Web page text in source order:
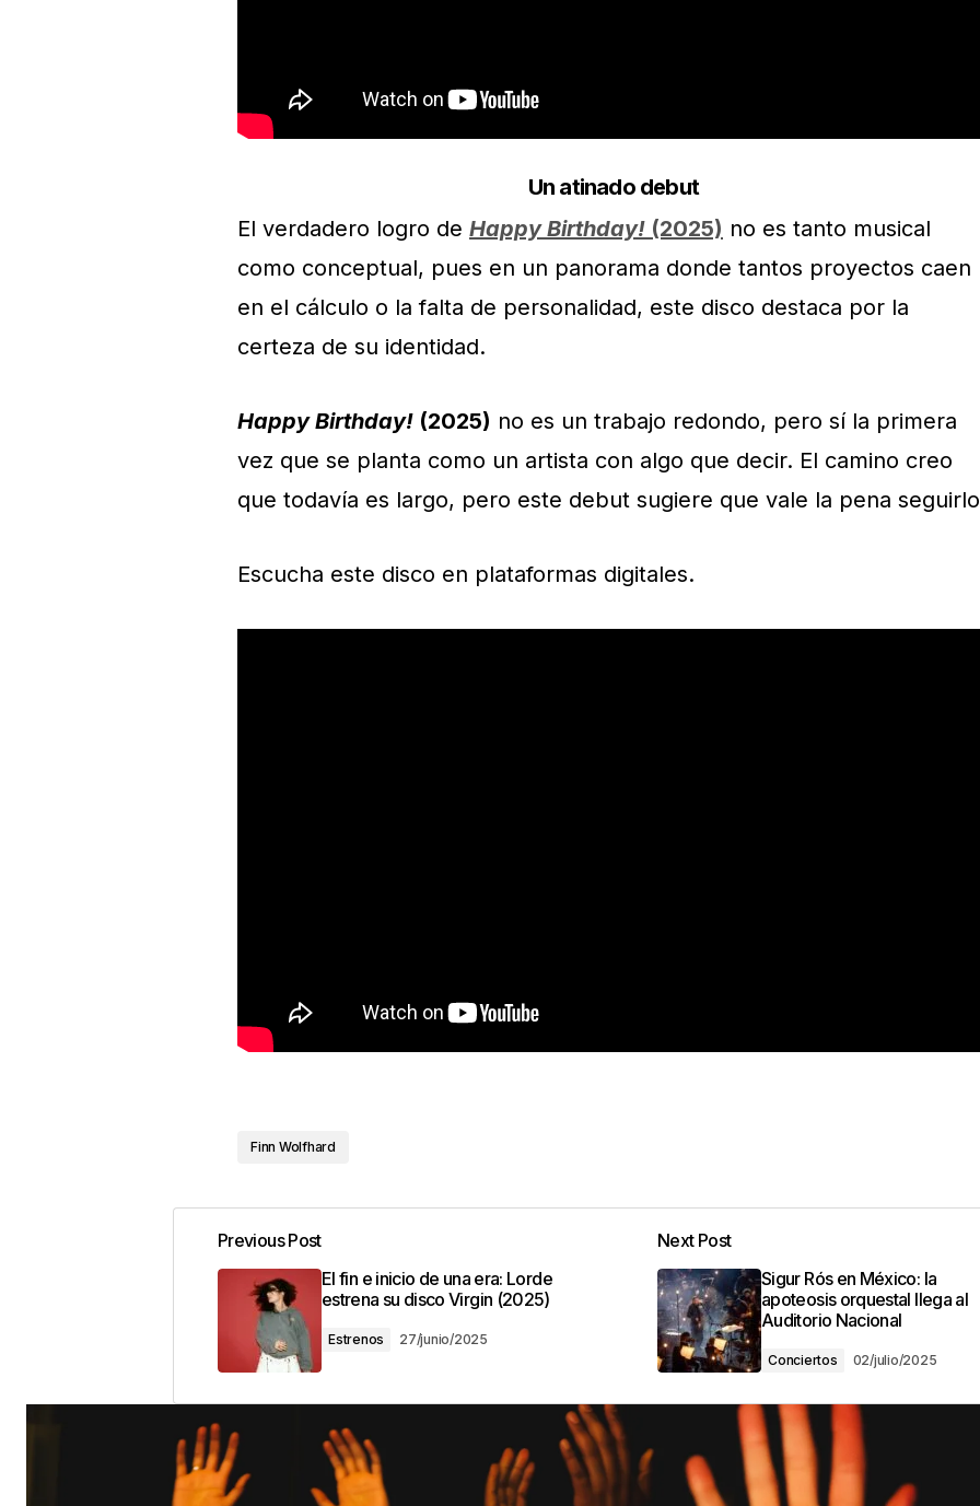
Un atinado debut
El verdadero logro de Happy Birthday! (2025) no es tanto musical
como conceptual, pues en un panorama donde tantos proyectos caen
en el cálculo o la falta de personalidad, este disco destaca por la
certeza de su identidad.
Happy Birthday! (2025) no es un trabajo redondo, pero sí la primera
vez que se planta como un artista con algo que decir. El camino creo
que todavía es largo, pero este debut sugiere que vale la pena
Escucha este disco en plataformas digitales.
Finn Wolfhard
Previous Post
El fin e inicio de una era: Lorde
estrena su disco Virgin (2025)
Estrenos 27/junio/2025
Next Post
Sigur Rós en México: la
apoteosis orquestal llega al
Auditorio Nacional
Conciertos 02/julio/2025